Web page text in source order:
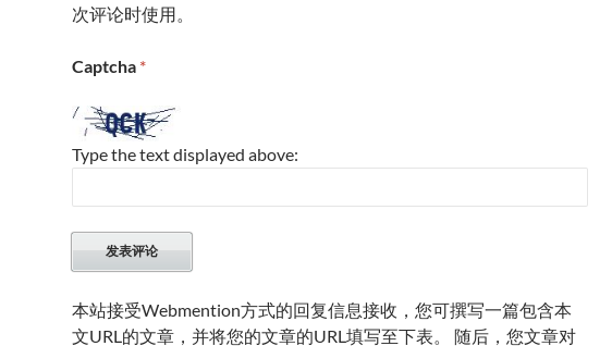
次评论时使用。
Captcha *
Type the text displayed above:
本站接受Webmention方式的回复信息接收，您可撰写一篇包含本
文URL的文章，并将您的文章的URL填写至下表。 随后，您文章对